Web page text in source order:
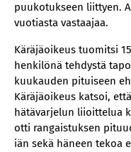
puukotukseen liittyen.
vuotiasta vastaajaa.
Käräjäoikeus tuomitsi
henkilönä tehdystä
kuukauden pituiseen
Käräjäoikeus katsoi,
hätävarjelun liioittelua
otti rangaistuksen
iän sekä häneen tekoa